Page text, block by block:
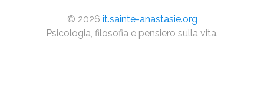
© 2026 it.sainte-anastasie.org
Psicologia, filosofia e pensiero sulla vita.